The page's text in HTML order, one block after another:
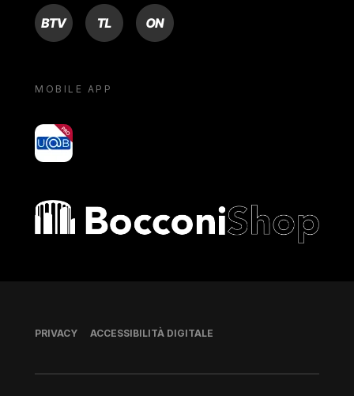
BTV TL ON
MOBILE APP
yoU@B
Bocconi shop
Piè di pagina
PRIVACY ACCESSIBILITÀ DIGITALE